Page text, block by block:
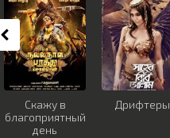
Скажу в
благоприятный
день
Дрифтеры